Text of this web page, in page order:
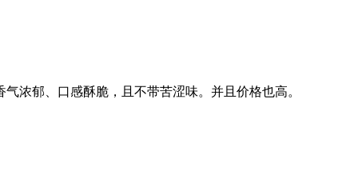
浓郁、口感酥脆，且不带苦涩味。并且价格也高。